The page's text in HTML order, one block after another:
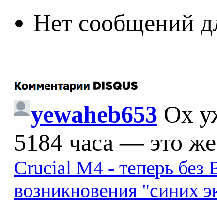
Нет сообщений
yewaheb653 Ох
5184 часа — это
Crucial M4 - теперь без
возникновения "синих